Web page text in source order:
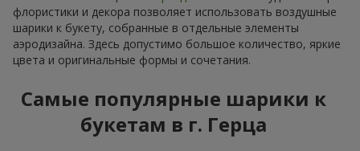
флористики и декора позволяет использовать воздушные
шарики к букету, собранные в отдельные элементы
аэродизайна. Здесь допустимо большое количество, яркие
цвета и оригинальные формы и сочетания.
Самые популярные шарики к
букетам в г. Герца